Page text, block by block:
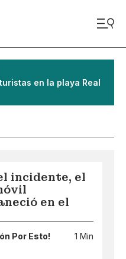
en la playa Real
incidente, el
en el
Por Esto! 1 Min